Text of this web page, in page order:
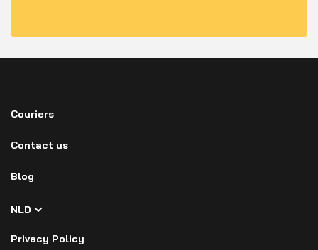
Couriers
Contact us
Blog
NLD
Privacy Policy